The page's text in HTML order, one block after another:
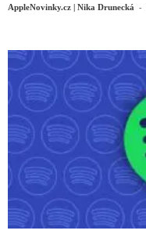
AppleNovinky.cz | Nika Drunecká -